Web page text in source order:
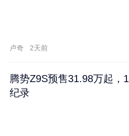
卢奇 2天前
腾势Z9S预售31.98万起，
纪录